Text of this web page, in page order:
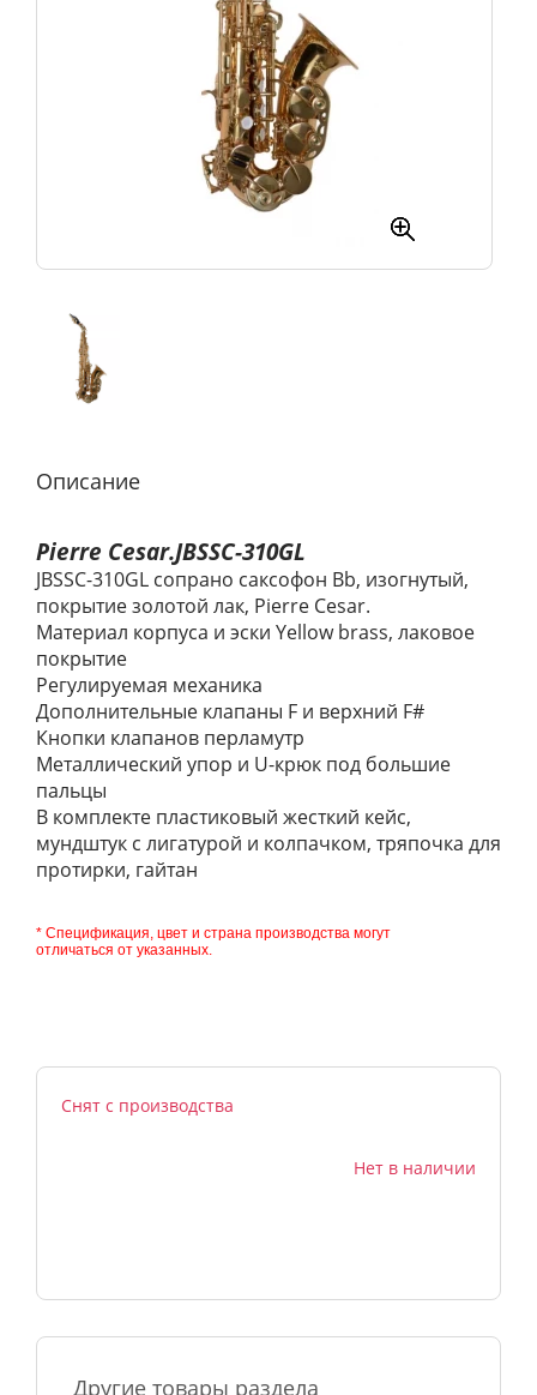
Описание
Pierre Cesar.JBSSC-310GL
JBSSC-310GL сопрано саксофон Bb, изогнутый,
покрытие золотой лак, Pierre Cesar.
Материал корпуса и эски Yellow brass, лаковое
покрытие
Регулируемая механика
Дополнительные клапаны F и верхний F#
Кнопки клапанов перламутр
Металлический упор и U-крюк под большие
пальцы
В комплекте пластиковый жесткий кейс,
мундштук с лигатурой и колпачком, тряпочка для
протирки, гайтан
* Спецификация, цвет и страна производства могут
отличаться от указанных.
Снят с производства
Нет в наличии
Другие товары раздела